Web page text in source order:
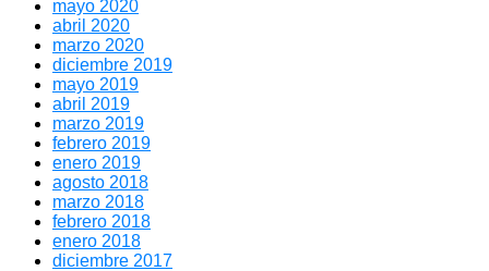
mayo 2020
abril 2020
marzo 2020
diciembre 2019
mayo 2019
abril 2019
marzo 2019
febrero 2019
enero 2019
agosto 2018
marzo 2018
febrero 2018
enero 2018
diciembre 2017